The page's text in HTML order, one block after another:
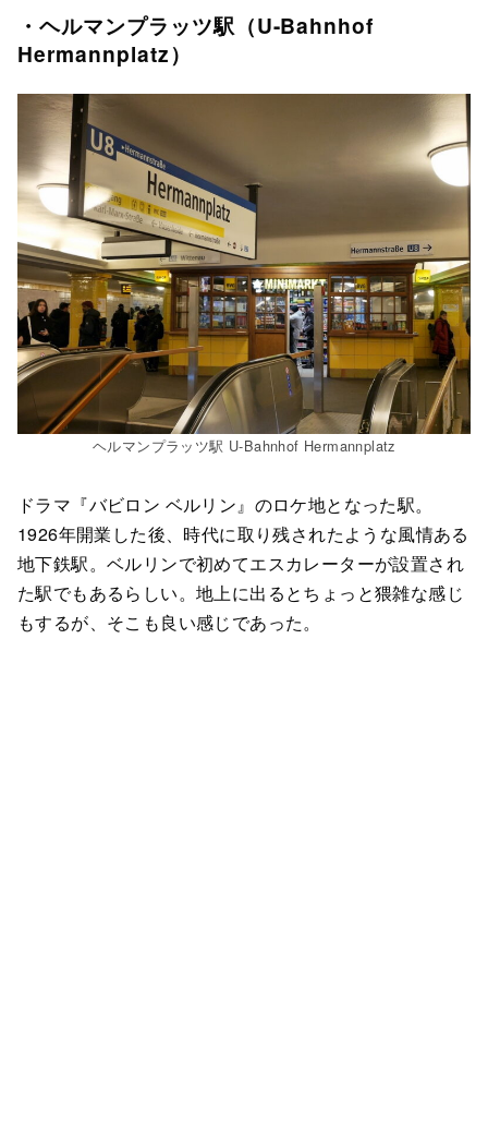
・ヘルマンプラッツ駅（U-Bahnhof
Hermannplatz）
ヘルマンプラッツ駅 U-Bahnhof Hermannplatz
ドラマ『バビロン ベルリン』のロケ地となった駅。
1926年開業した後、時代に取り残されたような風情ある
地下鉄駅。ベルリンで初めてエスカレーターが設置され
た駅でもあるらしい。地上に出るとちょっと猥雑な感じ
もするが、そこも良い感じであった。